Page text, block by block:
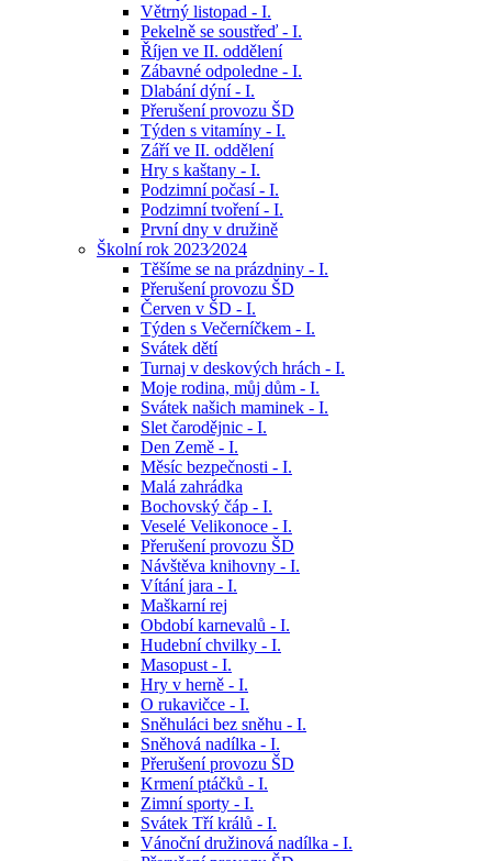
Větrný listopad - I.
Pekelně se soustřeď - I.
Říjen ve II. oddělení
Zábavné odpoledne - I.
Dlabání dýní - I.
Přerušení provozu ŠD
Týden s vitamíny - I.
Září ve II. oddělení
Hry s kaštany - I.
Podzimní počasí - I.
Podzimní tvoření - I.
První dny v družině
Školní rok 2023⁄2024
Těšíme se na prázdniny - I.
Přerušení provozu ŠD
Červen v ŠD - I.
Týden s Večerníčkem - I.
Svátek dětí
Turnaj v deskových hrách - I.
Moje rodina, můj dům - I.
Svátek našich maminek - I.
Slet čarodějnic - I.
Den Země - I.
Měsíc bezpečnosti - I.
Malá zahrádka
Bochovský čáp - I.
Veselé Velikonoce - I.
Přerušení provozu ŠD
Návštěva knihovny - I.
Vítání jara - I.
Maškarní rej
Období karnevalů - I.
Hudební chvilky - I.
Masopust - I.
Hry v herně - I.
O rukavičce - I.
Sněhuláci bez sněhu - I.
Sněhová nadílka - I.
Přerušení provozu ŠD
Krmení ptáčků - I.
Zimní sporty - I.
Svátek Tří králů - I.
Vánoční družinová nadílka - I.